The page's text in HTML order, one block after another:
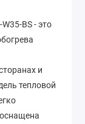
BS - это
и
тепловой